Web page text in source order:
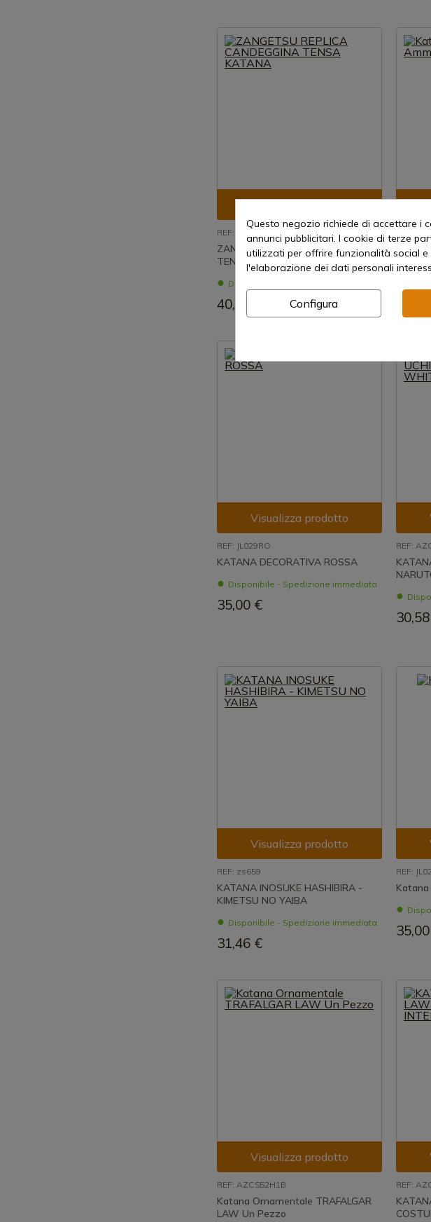
REF: AZSC54H2
ZANGETSU REPLICA CANDEGGINA
TENSA KATANA
Disponibile - Spedizione immediata
40,29 €
REF:
Katana
Visualizza prodotto
REF: JL029RO
KATANA DECORATIVA ROSSA
Disponibile - Spedizione immediata
35,00 €
REF:
Visualizza prodotto
REF: zs659
KATANA INOSUKE HASHIBIRA -
KIMETSU NO YAIBA
Disponibile - Spedizione immediata
31,46 €
REF:
Visualizza prodotto
REF: AZCS52H1B
Katana Ornamentale TRAFALGAR
LAW Un Pezzo
REF:
Questo negozio richiede di accettare i
annunci pubblicitari. I cookie di terze
utilizzati per offrire funzionalità social
l'elaborazione dei dati personali
Configura